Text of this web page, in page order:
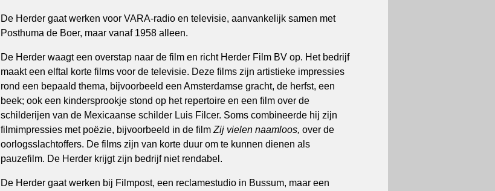
De Herder gaat werken voor VARA-radio en televisie, aanvankelijk samen met
Posthuma de Boer, maar vanaf 1958 alleen.
De Herder waagt een overstap naar de film en richt Herder Film BV op. Het bedrijf
maakt een elftal korte films voor de televisie. Deze films zijn artistieke impressies
rond een bepaald thema, bijvoorbeeld een Amsterdamse gracht, de herfst, een
beek; ook een kindersprookje stond op het repertoire en een film over de
schilderijen van de Mexicaanse schilder Luis Filcer. Soms combineerde hij zijn
filmimpressies met poëzie, bijvoorbeeld in de film Zij vielen naamloos, over de
oorlogsslachtoffers. De films zijn van korte duur om te kunnen dienen als
pauzefilm. De Herder krijgt zijn bedrijf niet rendabel.
De Herder gaat werken bij Filmpost, een reclamestudio in Bussum, maar een